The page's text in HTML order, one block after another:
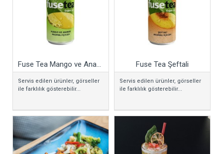
Fuse Tea Mango ve Ananas
Servis edilen ürünler, görseller
ile farklılık gösterebilir...
Fuse Tea Şeftali
Servis edilen ürünler, görseller
ile farklılık gösterebilir...